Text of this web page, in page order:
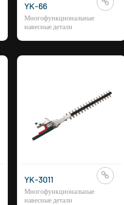
YK-66
Многофункциональные
навесные детали
YK-3011
Многофункциональные
навесные детали